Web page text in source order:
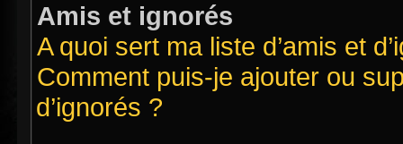
Amis et ignorés
A quoi sert ma liste d’amis et
Comment puis-je ajouter ou
d’ignorés ?